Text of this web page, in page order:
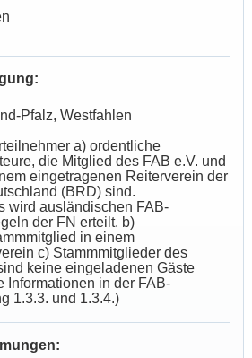
Pfalz, Westfahlen
a) ordentliche
die Mitglied des FAB e.V. und
eingetragenen Reiterverein der
(BRD) sind.
wird ausländischen FAB-
der FN erteilt. b)
in einem
c) Stammmitglieder des
keine eingeladenen Gäste
Informationen in der FAB-
1.3.3. und 1.3.4.)